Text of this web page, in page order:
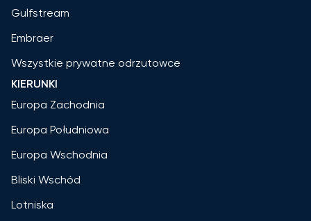
Gulfstream
Embraer
Wszystkie prywatne odrzutowce
KIERUNKI
Europa Zachodnia
Europa Południowa
Europa Wschodnia
Bliski Wschód
Lotniska